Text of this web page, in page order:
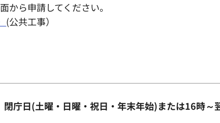
ら申請してください。
(公共工事）
閉庁日(土曜・日曜・祝日・年末年始)または16時～